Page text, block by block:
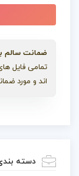
ضمانت سالم
تمامی فایل
اند و مورد
دسته